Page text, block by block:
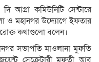
আগ্রা কমিউনিটি সেন্টারে
ও মহানগর উদ্যোগে ইফতার
কথাগুলো বলেন।
সভাপতি মাওলানা মুফতি